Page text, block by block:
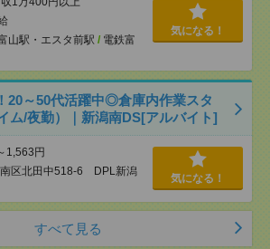
山駅・エスタ前駅 / 電鉄富
気になる！
20～50代活躍中◎倉庫内作業スタ
ム/夜勤）｜新潟南DS[アルバイト]
1,563円
南区北田中518-6 DPL新潟
気になる！
すべて見る